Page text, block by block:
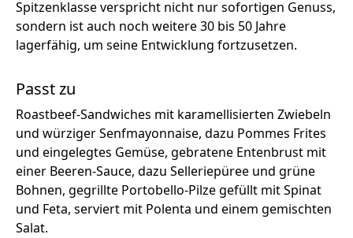
Spitzenklasse verspricht nicht nur sofortigen Genuss,
sondern ist auch noch weitere 30 bis 50 Jahre
lagerfähig, um seine Entwicklung fortzusetzen.
Passt zu
Roastbeef-Sandwiches mit karamellisierten Zwiebeln
und würziger Senfmayonnaise, dazu Pommes Frites
und eingelegtes Gemüse, gebratene Entenbrust mit
einer Beeren-Sauce, dazu Selleriepüree und grüne
Bohnen, gegrillte Portobello-Pilze gefüllt mit Spinat
und Feta, serviert mit Polenta und einem gemischten
Salat.